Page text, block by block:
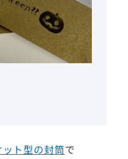
ット型の封筒で